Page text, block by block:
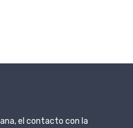
el contacto con la